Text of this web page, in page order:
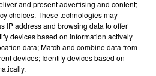
and present advertising and content;
choices. These technologies may
IP address and browsing data to offer
devices based on information actively
data; Match and combine data from
devices; Identify devices based on